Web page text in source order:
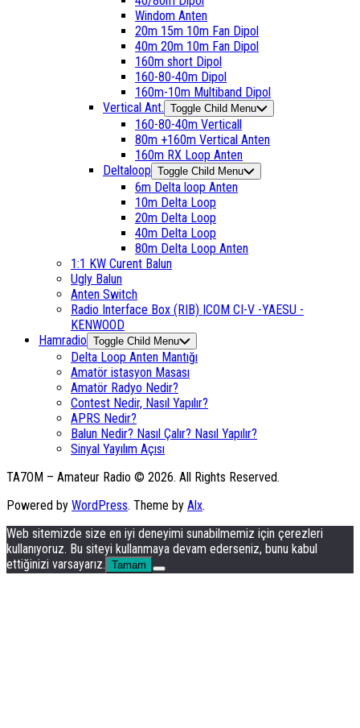
Windom Anten
20m 15m 10m Fan Dipol
40m 20m 10m Fan Dipol
160m short Dipol
160-80-40m Dipol
160m-10m Multiband Dipol
Vertical Ant. Toggle Child Menu
160-80-40m Verticall
80m +160m Vertical Anten
160m RX Loop Anten
Deltaloop Toggle Child Menu
6m Delta loop Anten
10m Delta Loop
20m Delta Loop
40m Delta Loop
80m Delta Loop Anten
1:1 KW Curent Balun
Ugly Balun
Anten Switch
Radio Interface Box (RIB) ICOM CI-V -YAESU -
KENWOOD
Hamradio Toggle Child Menu
Delta Loop Anten Mantığı
Amatör istasyon Masası
Amatör Radyo Nedir?
Contest Nedir, Nasıl Yapılır?
APRS Nedir?
Balun Nedir? Nasıl Çalır? Nasıl Yapılır?
Sinyal Yayılım Açısı
TA7OM – Amateur Radio © 2026. All Rights Reserved.
Powered by WordPress. Theme by Alx.
Web sitemizde size en iyi deneyimi sunabilmemiz için çerezleri
kullanıyoruz. Bu siteyi kullanmaya devam ederseniz, bunu kabul
ettiğinizi varsayarız. Tamam